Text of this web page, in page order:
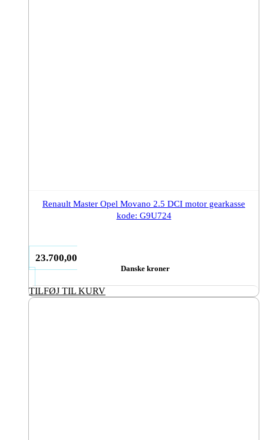
Renault Master Opel Movano 2.5 DCI motor gearkasse
kode: G9U724
23.700,00
Danske kroner
TILFØJ TIL KURV